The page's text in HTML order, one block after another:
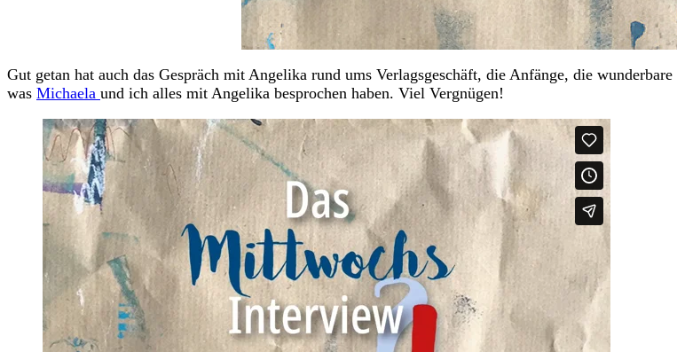
Gut getan hat auch das Gespräch mit Angelika rund ums Verlagsgeschäft, die Anfänge, die
was Michaela und ich alles mit Angelika besprochen haben. Viel Vergnügen!